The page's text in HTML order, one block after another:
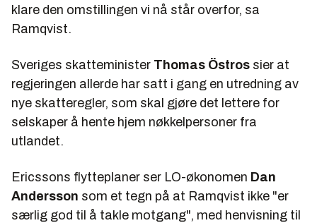
klare den omstillingen vi nå står overfor, sa
Ramqvist.
Sveriges skatteminister Thomas Östros sier at
regjeringen allerde har satt i gang en utredning av
nye skatteregler, som skal gjøre det lettere for
selskaper å hente hjem nøkkelpersoner fra
utlandet.
Ericssons flytteplaner ser LO-økonomen Dan
Andersson som et tegn på at Ramqvist ikke "er
særlig god til å takle motgang", med henvisning til